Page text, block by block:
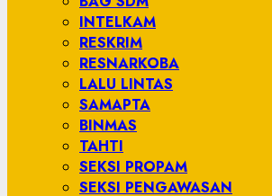
INTELKAM
RESKRIM
RESNARKOBA
LALU LINTAS
SAMAPTA
BINMAS
TAHTI
SEKSI PROPAM
SEKSI PENGAWASAN